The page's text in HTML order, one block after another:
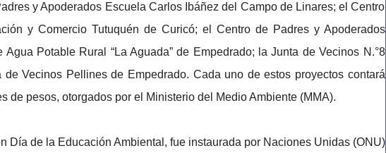
y Apoderados Escuela Carlos Ibáñez del Campo de Linares; el Centro
y Comercio Tutuquén de Curicó; el Centro de Padres y Apoderados
Potable Rural “La Aguada” de Empedrado; la Junta de Vecinos N.°8
Vecinos Pellines de Empedrado. Cada uno de estos proyectos contará
de pesos, otorgados por el Ministerio del Medio Ambiente (MMA).
Día de la Educación Ambiental, fue instaurada por Naciones Unidas (ONU)